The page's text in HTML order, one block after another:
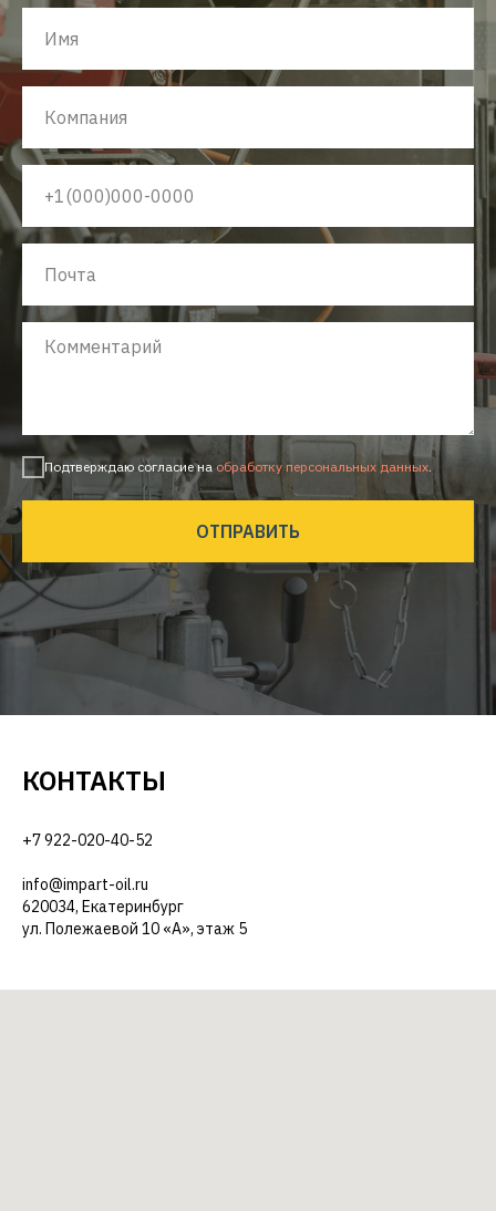
Подтверждаю согласие на обработку персональных данных.
ОТПРАВИТЬ
КОНТАКТЫ
+7 922-020-40-52
info@impart-oil.ru
620034, Екатеринбург
ул. Полежаевой 10 «А», этаж 5